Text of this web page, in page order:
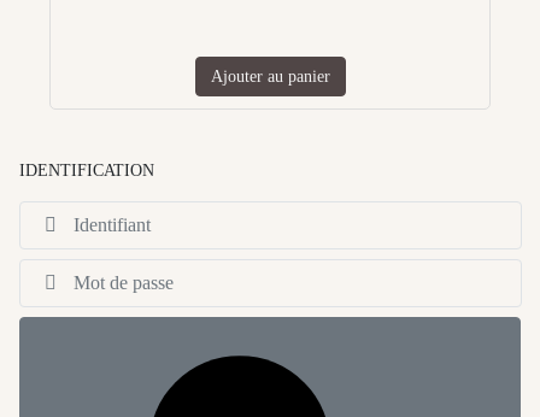
Ajouter au panier
IDENTIFICATION